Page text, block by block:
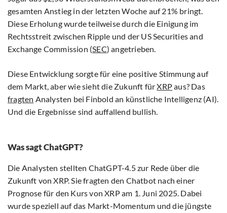
gesamten Anstieg in der letzten Woche auf 21% bringt.
Diese Erholung wurde teilweise durch die Einigung im
Rechtsstreit zwischen Ripple und der US Securities and
Exchange Commission (SEC) angetrieben.
Diese Entwicklung sorgte für eine positive Stimmung auf
dem Markt, aber wie sieht die Zukunft fürXRPaus? Das
fragten Analysten bei Finbold an künstliche Intelligenz (AI).
Und die Ergebnisse sind auffallend bullish.
Was sagt ChatGPT?
Die Analysten stellten ChatGPT-4.5 zur Rede über die
Zukunft von XRP. Sie fragten den Chatbot nach einer
Prognose für den Kurs von XRP am 1. Juni 2025. Dabei
wurde speziell auf das Markt-Momentum und die jüngste